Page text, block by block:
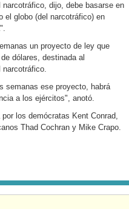
dijo, debe basarse en
el globo (del narcotráfico) en
un proyecto de ley que
dólares, destinada al
narcotráfico.
semanas ese proyecto, habrá
a los ejércitos", anotó.
los demócratas Kent Conrad,
Thad Cochran y Mike Crapo.